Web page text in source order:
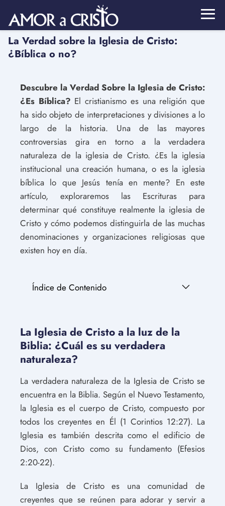
La Verdad sobre la Iglesia de Cristo:
¿Bíblica o no?
Descubre la Verdad Sobre la Iglesia de Cristo:
¿Es Bíblica? El cristianismo es una religión que
ha sido objeto de interpretaciones y divisiones a lo
largo de la historia. Una de las mayores
controversias gira en torno a la verdadera
naturaleza de la iglesia de Cristo. ¿Es la iglesia
institucional una creación humana, o es la iglesia
bíblica lo que Jesús tenía en mente? En este
artículo, exploraremos las Escrituras para
determinar qué constituye realmente la iglesia de
Cristo y cómo podemos distinguirla de las muchas
denominaciones y organizaciones religiosas que
existen hoy en día.
Índice de Contenido
La Iglesia de Cristo a la luz de la
Biblia: ¿Cuál es su verdadera
naturaleza?
La verdadera naturaleza de la Iglesia de Cristo se
encuentra en la Biblia. Según el Nuevo Testamento,
la Iglesia es el cuerpo de Cristo, compuesto por
todos los creyentes en Él (1 Corintios 12:27). La
Iglesia es también descrita como el edificio de
Dios, con Cristo como su fundamento (Efesios
2:20-22).
La Iglesia de Cristo es una comunidad de
creyentes que se reúnen para adorar y servir a